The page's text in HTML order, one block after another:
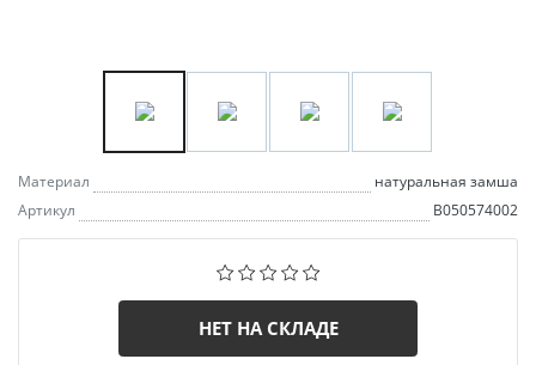
Материал
натуральная замша
Артикул
B050574002
НЕТ НА СКЛАДЕ